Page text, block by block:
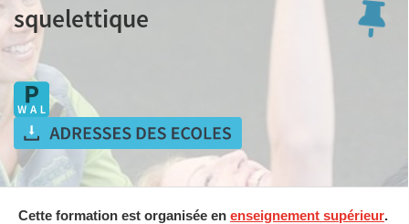
squelettique
Cette formation est organisée en enseignement supérieur.